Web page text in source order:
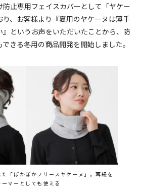
止専用フェイスカバーとして「ヤケー
り、お客様より『夏用のヤケーヌは薄手
というお声をいただいたことから、防
きる冬用の商品開発を開始しました。
「ぽかぽかフリースヤケーヌ」。耳紐を
マーとしても使える